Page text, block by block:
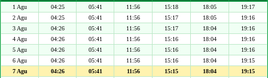
1 Agu
04:25 05:41 11:56 15:18 18:05
19:17
2 Agu
04:25 05:41 11:56 15:17 18:05
19:16
3 Agu
04:26 05:41 11:56 15:17 18:04
19:16
4 Agu
04:26 05:41 11:56 15:16 18:04
19:16
5 Agu
04:26 05:41 11:56 15:16 18:04
19:16
6 Agu
04:26 05:41 11:56 15:16 18:04
19:15
7 Agu
04:26 05:41 11:56 15:15 18:04
19:15